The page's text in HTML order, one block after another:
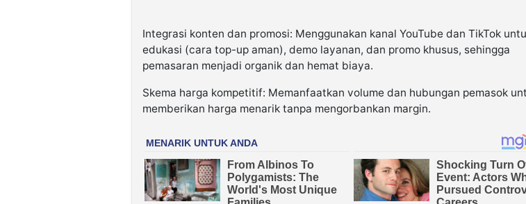
Integrasi konten dan promosi: Menggunakan kanal YouTube dan TikTok
edukasi (cara top-up aman), demo layanan, dan promo khusus, sehingga
pemasaran menjadi organik dan hemat biaya.
Skema harga kompetitif: Memanfaatkan volume dan hubungan pemasok
memberikan harga menarik tanpa mengorbankan margin.